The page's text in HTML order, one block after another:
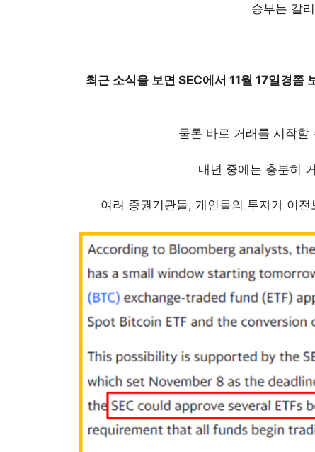
승부는 갈
최근 소식을 보면 SEC에서 11월 17일경쯤
물론 바로 거래를 시작할
내년 중에는 충분히
여려 증권기관들, 개인들의 투자가 이